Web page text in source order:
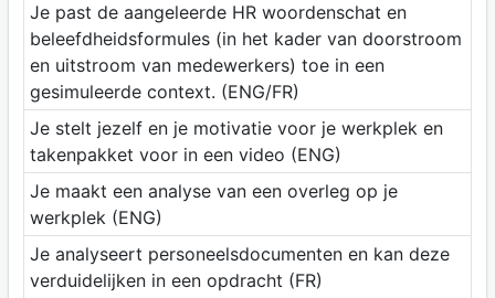
Je past de aangeleerde HR woordenschat en
beleefdheidsformules (in het kader van doorstroom
en uitstroom van medewerkers) toe in een
gesimuleerde context. (ENG/FR)
Je stelt jezelf en je motivatie voor je werkplek en
takenpakket voor in een video (ENG)
Je maakt een analyse van een overleg op je
werkplek (ENG)
Je analyseert personeelsdocumenten en kan deze
verduidelijken in een opdracht (FR)